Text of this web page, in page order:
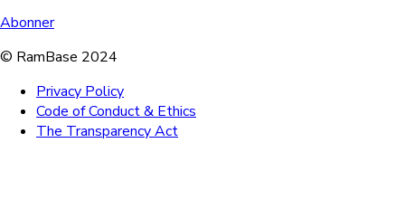
Abonner
© RamBase 2024
Privacy Policy
Code of Conduct & Ethics
The Transparency Act